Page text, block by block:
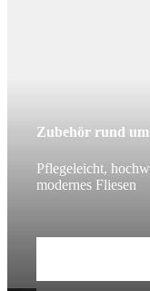
Zubehör rund um
Pflegeleicht,
modernes Fliesen